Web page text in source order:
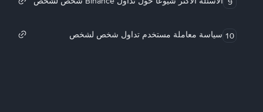
10 سياسة معاملة مستخدم تداول شخص لشخص